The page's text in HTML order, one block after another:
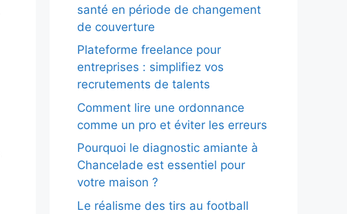
santé en période de changement
de couverture
Plateforme freelance pour
entreprises : simplifiez vos
recrutements de talents
Comment lire une ordonnance
comme un pro et éviter les erreurs
Pourquoi le diagnostic amiante à
Chancelade est essentiel pour
votre maison ?
Le réalisme des tirs au football